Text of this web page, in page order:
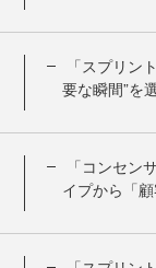
「スプリン
要な瞬間”を
「コンセン
イプから「